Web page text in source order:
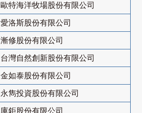
歐特海洋牧場股份有限公司
愛洛斯股份有限公司
漸修股份有限公司
台灣自然創新股份有限公司
金如泰股份有限公司
永雋投資股份有限公司
庫鉅股份有限公司